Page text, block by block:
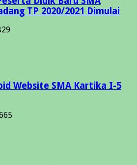
TP 2020/2021 Dimulai
Website SMA Kartika I-5